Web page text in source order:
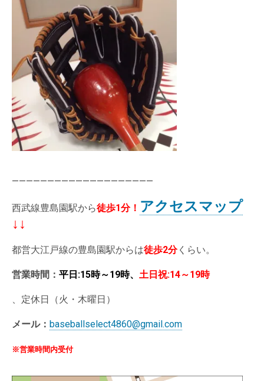
————————————————————
西武線豊島園駅から徒歩1分！ アクセスマップ
↓↓
都営大江戸線の豊島園駅からは徒歩2分くらい。
営業時間： 平日:15時～19時、 土日祝:14～19時
、定休日（火・木曜日）
メール： baseballselect4860@gmail.com
※営業時間内受付